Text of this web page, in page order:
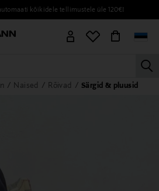
kõikidele tellimustele üle 120€!
MEHED LAPSED KODU
Naised Rõivad Särgid & pluusid